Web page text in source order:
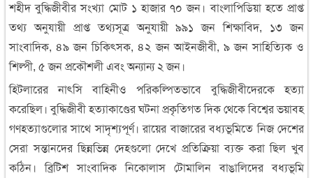
শহীদ বুদ্ধিজীবীর সংখ্যা মোট ১ হাজার ৭০ জন। বাংলাপিডিয়া হতে প্রাপ্ত
তথ্য অনুযায়ী প্রাপ্ত তথ্যসূত্র অনুযায়ী ৯৯১ জন শিক্ষাবিদ, ১৩ জন
সাংবাদিক, ৪৯ জন চিকিৎসক, ৪২ জন আইনজীবী, ৯ জন সাহিত্যিক ও
শিল্পী, ৫ জন প্রকৌশলী এবং অন্যান্য ২ জন।
হিটলারের নাৎসি বাহিনীও পরিকল্পিতভাবে বুদ্ধিজীবীদেরকে হত্যা
করেছিল। বুদ্ধিজীবী হত্যাকাণ্ডের ঘটনা প্রকৃতিগত দিক থেকে বিশ্বের ভয়াবহ
গণহত্যাগুলোর সাথে সাদৃশ্যপূর্ণ। রায়ের বাজারের বধ্যভূমিতে নিজ দেশের
সেরা সন্তানদের ছিন্নভিন্ন দেহগুলো দেখে প্রতিক্রিয়া ব্যক্ত করা ছিল খুব
কঠিন। ব্রিটিশ সাংবাদিক নিকোলাস টোমালিন বাঙালিদের বধ্যভূমি